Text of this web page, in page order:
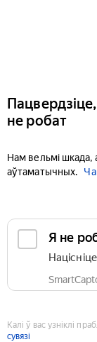
не робат
Нам вельмі
аўтаматычных.
Я не
Калі ў вас узніклі
сувязі